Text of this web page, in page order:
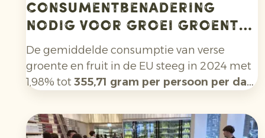
consumentbenadering
nodig voor groei groente
en fruit
De gemiddelde consumptie van verse
groente en fruit in de EU steeg in 2024 met
1,98% tot 355,71 gram per persoon per dag.
van 2023, maar nog altijd duidelijk minder
dan de minimale aanbeveling van 400